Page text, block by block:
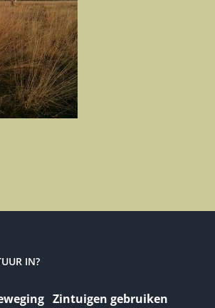
IN?
Zintuigen gebruiken